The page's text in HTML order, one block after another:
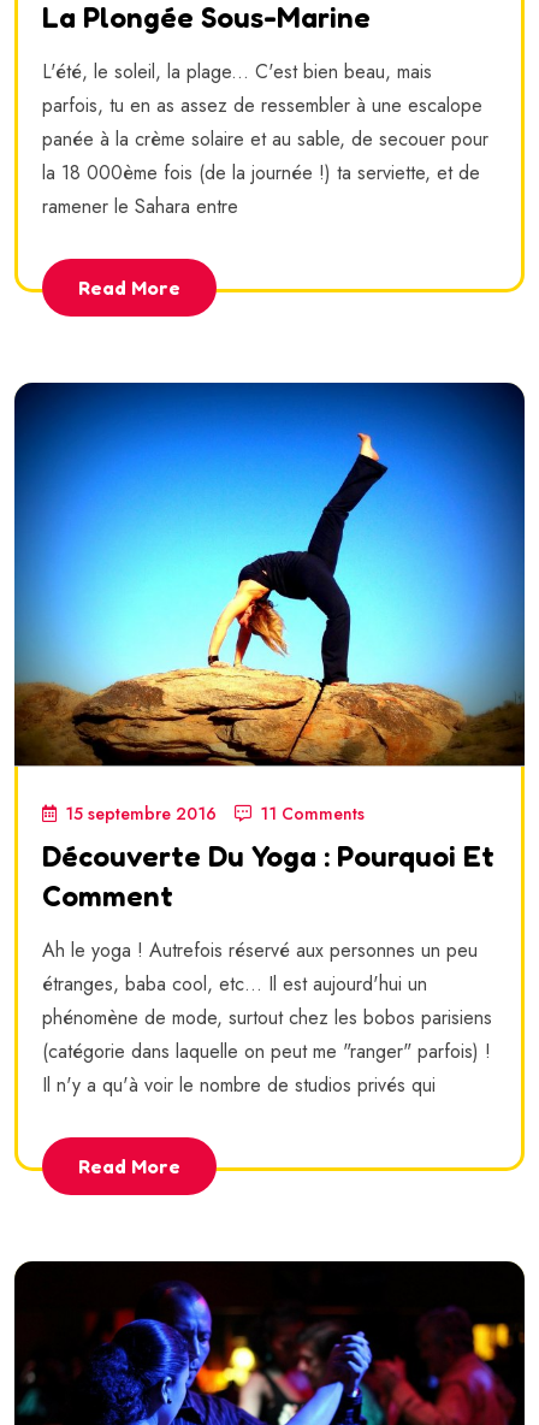
La Plongée Sous-Marine
L'été, le soleil, la plage... C'est bien beau, mais
parfois, tu en as assez de ressembler à une escalope
panée à la crème solaire et au sable, de secouer pour
la 18 000ème fois (de la journée !) ta serviette, et de
ramener le Sahara entre
Read More
15 septembre 2016 11 Comments
Découverte Du Yoga : Pourquoi Et
Comment
Ah le yoga ! Autrefois réservé aux personnes un peu
étranges, baba cool, etc... Il est aujourd'hui un
phénomène de mode, surtout chez les bobos parisiens
(catégorie dans laquelle on peut me "ranger" parfois) !
Il n'y a qu'à voir le nombre de studios privés qui
Read More